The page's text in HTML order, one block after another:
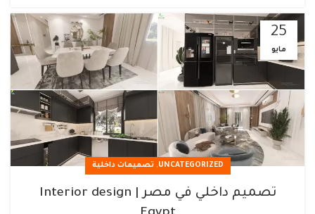
25
مايو
UNCATEGORIZED
,تصميمات داخلية
تصميم داخلي في مصر | Interior design